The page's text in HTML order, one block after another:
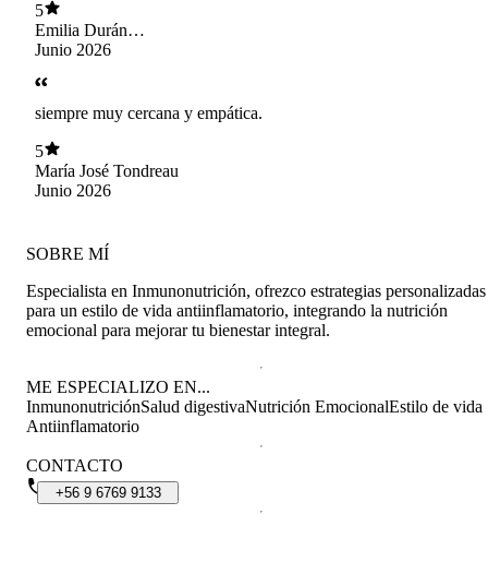
5
Emilia Durán
Aguilar
Junio 2026
siempre muy cercana y empática.
5
María José Tondreau
Junio 2026
SOBRE MÍ
Especialista en Inmunonutrición, ofrezco estrategias personalizadas
para un estilo de vida antiinflamatorio, integrando la nutrición
emocional para mejorar tu bienestar integral.
ME ESPECIALIZO EN...
InmunonutriciónSalud digestivaNutrición EmocionalEstilo de vida
Antiinflamatorio
CONTACTO
+56 9 6769 9133